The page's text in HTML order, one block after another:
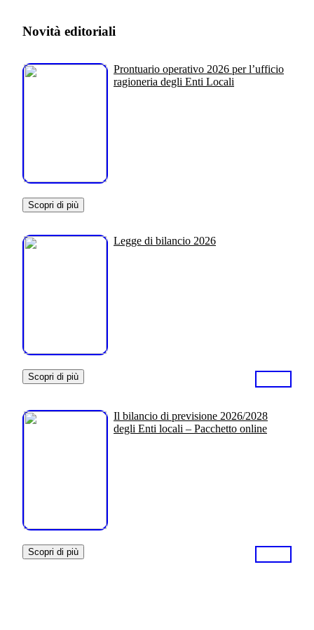
Novità editoriali
Prontuario operativo 2026 per l’ufficio
ragioneria degli Enti Locali
Scopri di più
Legge di bilancio 2026
Scopri di più
Il bilancio di previsione 2026/2028
degli Enti locali – Pacchetto online
Scopri di più